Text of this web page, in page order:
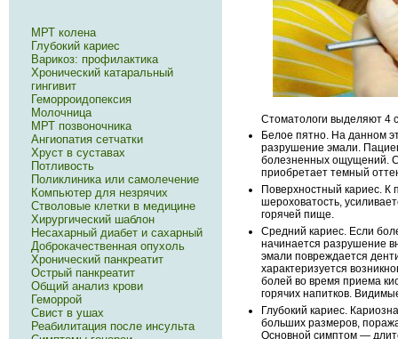
Стоматологи выделяют 4
Белое пятно. На данном
разрушение эмали.
болезненных ощущений.
приобретает темный
Поверхностный кариес.
шероховатость,
горячей пище.
Средний кариес. Если
начинается разрушение
эмали повреждается
характеризуется
болей во время приема
горячих напитков.
Глубокий кариес.
больших размеров,
Основной симптом —
МРТ колена
Глубокий кариес
Варикоз: профилактика
Хронический катаральный
гингивит
Геморроидопексия
Молочница
МРТ позвоночника
Ангиопатия сетчатки
Хруст в суставах
Потливость
Поликлиника или самолечение
Компьютер для незрячих
Стволовые клетки в медицине
Хирургический шаблон
Несахарный диабет и сахарный
Доброкачественная опухоль
Хронический панкреатит
Острый панкреатит
Общий анализ крови
Геморрой
Свист в ушах
Реабилитация после инсульта